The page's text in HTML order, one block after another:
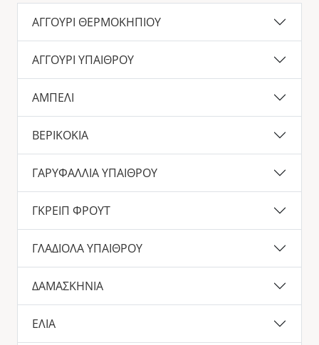
ΑΓΓΟΥΡΙ ΘΕΡΜΟΚΗΠΙΟΥ
ΑΓΓΟΥΡΙ ΥΠΑΙΘΡΟΥ
ΑΜΠΕΛΙ
ΒΕΡΙΚΟΚΙΑ
ΓΑΡΥΦΑΛΛΙΑ ΥΠΑΙΘΡΟΥ
ΓΚΡΕΙΠ ΦΡΟΥΤ
ΓΛΑΔΙΟΛΑ ΥΠΑΙΘΡΟΥ
ΔΑΜΑΣΚΗΝΙΑ
ΕΛΙΑ